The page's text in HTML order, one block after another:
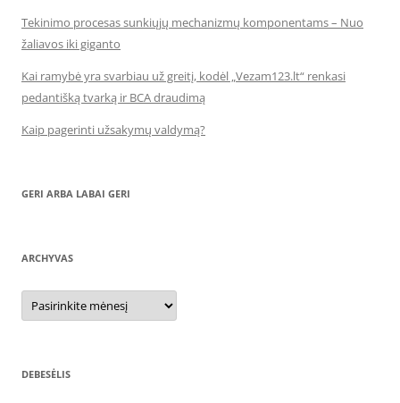
Tekinimo procesas sunkiųjų mechanizmų komponentams – Nuo
žaliavos iki giganto
Kai ramybė yra svarbiau už greitį, kodėl „Vezam123.lt“ renkasi
pedantišką tvarką ir BCA draudimą
Kaip pagerinti užsakymų valdymą?
GERI ARBA LABAI GERI
ARCHYVAS
Archyvas
DEBESĖLIS